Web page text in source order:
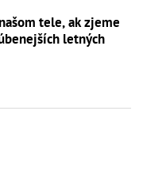
tele, ak zjeme
letných